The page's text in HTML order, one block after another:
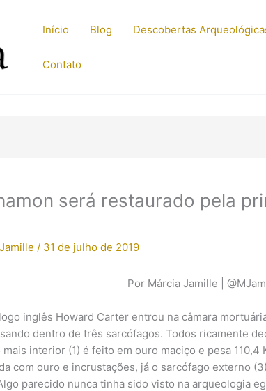
Início Blog Descobertas
Contato
será restaurado pela
/ 31 de julho de 2019
Por Márcia Jamille |
inglês Howard Carter entrou na câmara
dentro de três sarcófagos. Todos ricamente
interior (1) é feito em ouro maciço e pesa 110,4
com ouro e incrustações, já o sarcófago externo
parecido nunca tinha sido visto na arqueologia